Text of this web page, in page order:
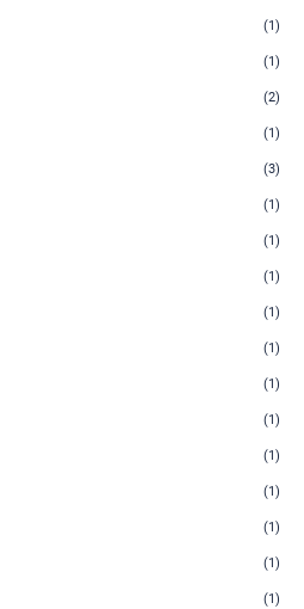
(1)
(1)
(2)
(1)
(3)
(1)
(1)
(1)
(1)
(1)
(1)
(1)
(1)
(1)
(1)
(1)
(1)